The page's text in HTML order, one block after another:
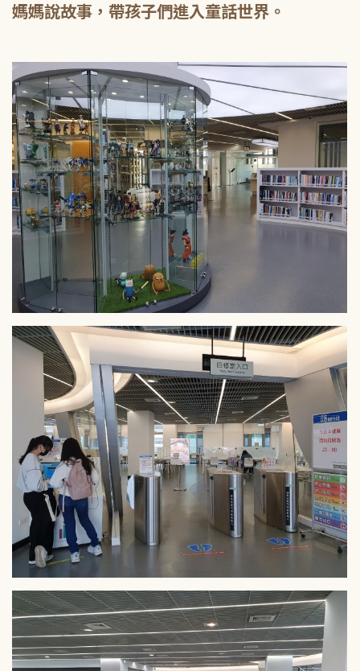
媽媽說故事，帶孩子們進入童話世界。